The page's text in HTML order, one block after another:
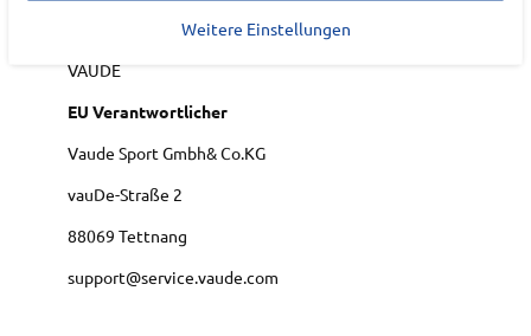
VAUDE
EU Verantwortlicher
Vaude Sport Gmbh& Co.KG
vauDe-Straße 2
88069 Tettnang
support@service.vaude.com
Weitere Einstellungen